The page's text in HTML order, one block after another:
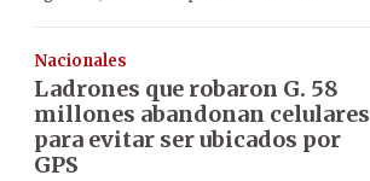
Nacionales
Ladrones que robaron G. 58
millones abandonan celulares
para evitar ser ubicados por
GPS